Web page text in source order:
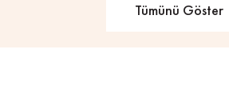
Tümünü Göster